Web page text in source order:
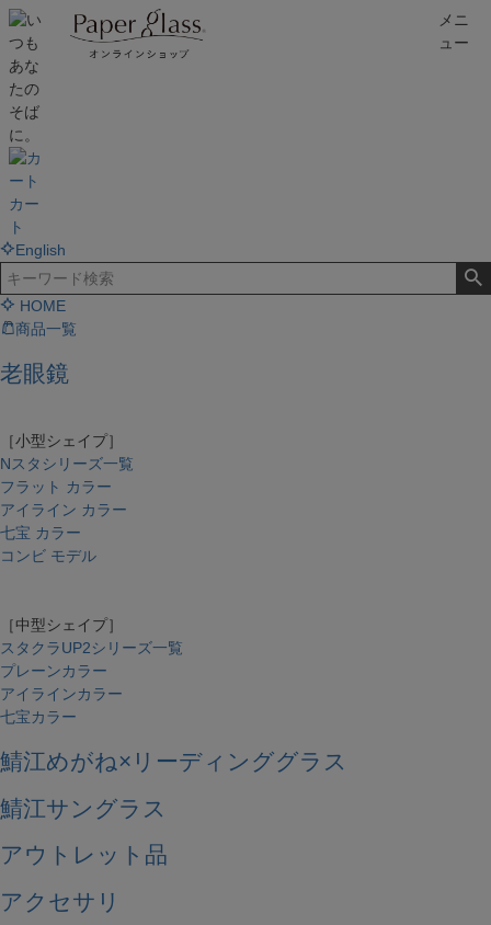
メニ
ュー
カー
ト
English
HOME
商品一覧
老眼鏡
［小型シェイプ］
Nスタシリーズ一覧
フラット カラー
アイライン カラー
七宝 カラー
コンビ モデル
［中型シェイプ］
スタクラUP2シリーズ一覧
プレーンカラー
アイラインカラー
七宝カラー
鯖江めがね×リーディンググラス
鯖江サングラス
アウトレット品
アクセサリ